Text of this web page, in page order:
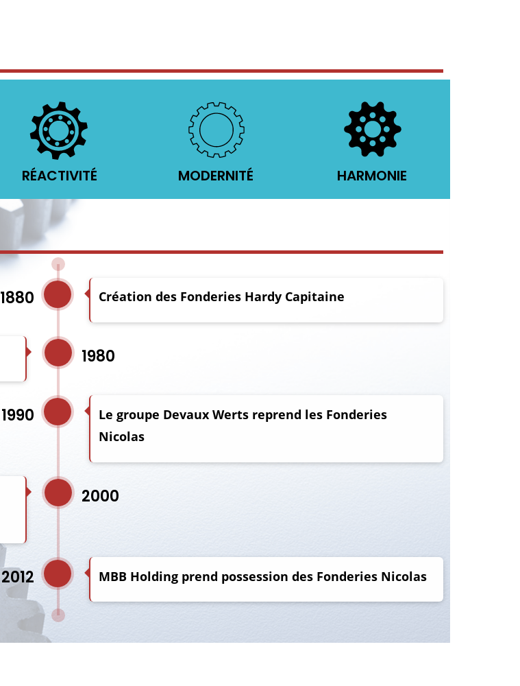
RÉACTIVITÉ MODERNITÉ HARMONIE
1880 Création des Fonderies Hardy Capitaine
1980
1990
Le groupe Devaux Werts reprend les Fonderies
Nicolas
2000
2012 MBB Holding prend possession des Fonderies Nicolas